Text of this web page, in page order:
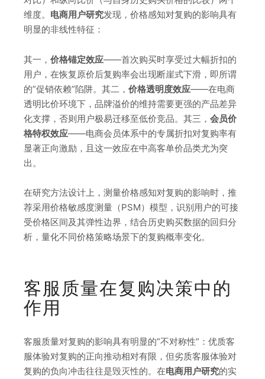
维度。 电商用户研究发现，价格感知对复购的影响具有
明显的非线性特征：
其一， 价格锚定效应——首次购买时享受过大幅折扣的
用户，在恢复原价后复购率会出现断崖式下滑，即所谓
的”促销依赖”陷阱。其二， 价格透明度效应——在电商
透明比价环境下，品牌溢价的维持需要更强的产品差异
化支撑，否则用户极易迁移至低价竞品。其三， 会员价
格特权效应——电商会员体系中的专属折扣对复购率有
显著正向激励，且这一效应在中高客单价品类尤为突
出。
在研究方法设计上，测量价格感知对复购的影响时，推
荐采用价格敏感度测量（PSM）模型，识别用户的可接
受价格区间及其弹性边界，结合历史购买数据的回归分
析，量化不同价格策略场景下的复购概率变化。
客服质量在复购决策中的
作用
客服质量对复购的影响具有明显的”不对称性”：优质客
服体验对复购的正向推动相对有限，但劣质客服体验对
复购的负向冲击往往是毁灭性的。在电商用户研究的实